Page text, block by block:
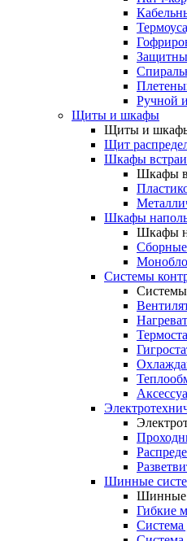
Ручной
Щиты и шкафы
Щиты и
Щит
Шкафы
Шкафы
Шкафы
Шкафы
Системы
Системы
Шинные
Шинные
Гибкие